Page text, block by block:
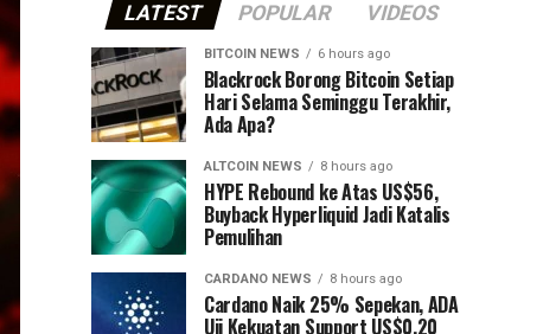
LATEST POPULAR VIDEOS
BITCOIN NEWS 6 hours ago
⁠Blackrock Borong Bitcoin Setiap
Hari Selama Seminggu Terakhir,
Ada Apa?
ALTCOIN NEWS 8 hours ago
HYPE Rebound ke Atas US$56,
Buyback Hyperliquid Jadi Katalis
Pemulihan
CARDANO NEWS 8 hours ago
Cardano Naik 25% Sepekan, ADA
Uji Kekuatan Support US$0,20